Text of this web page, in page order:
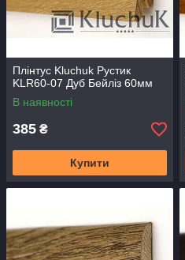
Плінтус Kluchuk Рустик
KLR60-07 Дуб Бейліз 60мм
В наявності
385 ₴
Купити